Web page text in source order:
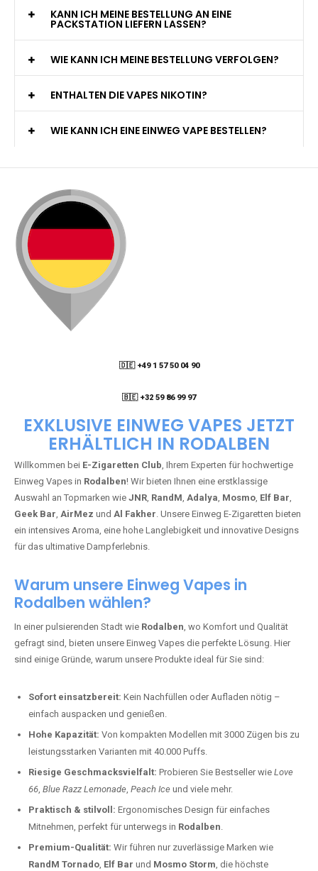
KANN ICH MEINE BESTELLUNG AN EINE
PACKSTATION LIEFERN LASSEN?
WIE KANN ICH MEINE BESTELLUNG VERFOLGEN?
ENTHALTEN DIE VAPES NIKOTIN?
WIE KANN ICH EINE EINWEG VAPE BESTELLEN?
🇩🇪 +49 1 57 50 04 90
🇧🇪 +32 59 86 99 97
EXKLUSIVE EINWEG VAPES JETZT
ERHÄLTLICH IN RODALBEN
Willkommen bei E-Zigaretten Club, Ihrem Experten für hochwertige
Einweg Vapes in Rodalben! Wir bieten Ihnen eine erstklassige
Auswahl an Topmarken wie JNR, RandM, Adalya, Mosmo, Elf Bar,
Geek Bar, AirMez und Al Fakher. Unsere Einweg E-Zigaretten bieten
ein intensives Aroma, eine hohe Langlebigkeit und innovative Designs
für das ultimative Dampferlebnis.
Warum unsere Einweg Vapes in
Rodalben wählen?
In einer pulsierenden Stadt wie Rodalben, wo Komfort und Qualität
gefragt sind, bieten unsere Einweg Vapes die perfekte Lösung. Hier
sind einige Gründe, warum unsere Produkte ideal für Sie sind:
Sofort einsatzbereit: Kein Nachfüllen oder Aufladen nötig –
einfach auspacken und genießen.
Hohe Kapazität: Von kompakten Modellen mit 3000 Zügen bis zu
leistungsstarken Varianten mit 40.000 Puffs.
Riesige Geschmacksvielfalt: Probieren Sie Bestseller wie Love
66, Blue Razz Lemonade, Peach Ice und viele mehr.
Praktisch & stilvoll: Ergonomisches Design für einfaches
Mitnehmen, perfekt für unterwegs in Rodalben.
Premium-Qualität: Wir führen nur zuverlässige Marken wie
RandM Tornado, Elf Bar und Mosmo Storm, die höchste